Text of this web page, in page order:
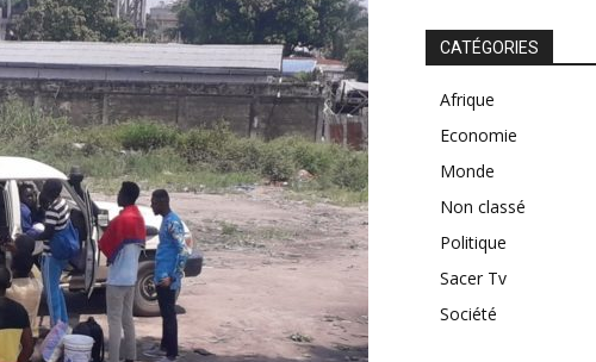
CATÉGORIES
Afrique
Economie
Monde
Non classé
Politique
Sacer Tv
Société